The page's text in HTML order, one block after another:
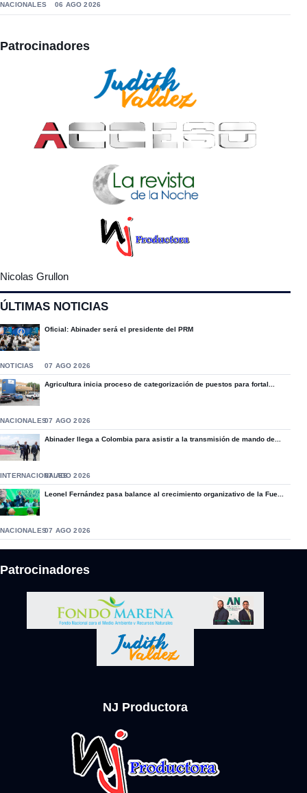
NACIONALES 06 AGO 2026
Patrocinadores
Nicolas Grullon
ÚLTIMAS NOTICIAS
Oficial: Abinader será el presidente del PRM
NOTICIAS 07 AGO 2026
Agricultura inicia proceso de categorización de puestos para fortal...
NACIONALES07 AGO 2026
Abinader llega a Colombia para asistir a la transmisión de mando de...
INTERNACIONALES07 AGO 2026
Leonel Fernández pasa balance al crecimiento organizativo de la Fue...
NACIONALES07 AGO 2026
Patrocinadores
NJ Productora